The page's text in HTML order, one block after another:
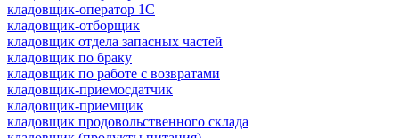
кладовщик-оператор 1С
кладовщик-отборщик
кладовщик отдела запасных частей
кладовщик по браку
кладовщик по работе с возвратами
кладовщик-приемосдатчик
кладовщик-приемщик
кладовщик продовольственного склада